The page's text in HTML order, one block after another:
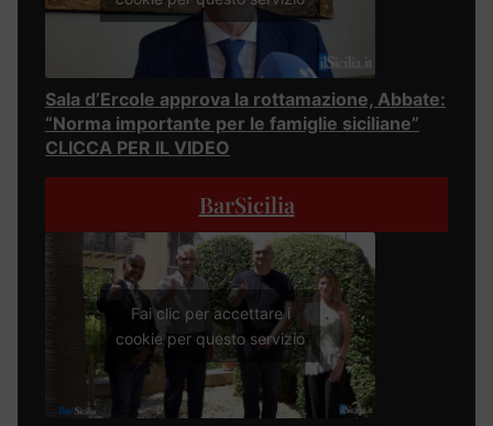
Sala d’Ercole approva la rottamazione, Abbate:
“Norma importante per le famiglie siciliane”
CLICCA PER IL VIDEO
BarSicilia
Fai clic per accettare i
cookie per questo servizio